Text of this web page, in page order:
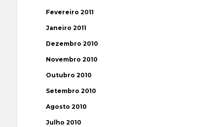
Fevereiro 2011
Janeiro 2011
Dezembro 2010
Novembro 2010
Outubro 2010
Setembro 2010
Agosto 2010
Julho 2010